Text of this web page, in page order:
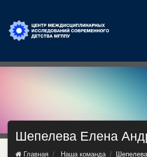
Шепелева Елена
Главная Наша команда